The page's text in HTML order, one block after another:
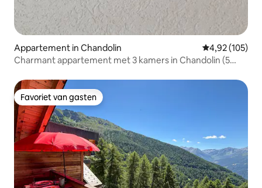
Appartement in Chandolin Gemiddelde
4,92 (105)
Charmant appartement met 3 kamers in Chandolin (5
Favoriet van gasten
Favoriet van gasten